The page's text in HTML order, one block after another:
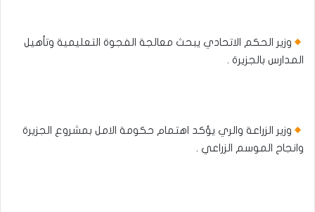
وزير الحكم الاتحادي يبحث معالجة الفجوة التعليمية وتأهيل
المدارس بالجزيرة .
وزير الزراعة والري يؤكد اهتمام حكومة الامل بمشروع الجزيرة
وانجاح الموسم الزراعي .